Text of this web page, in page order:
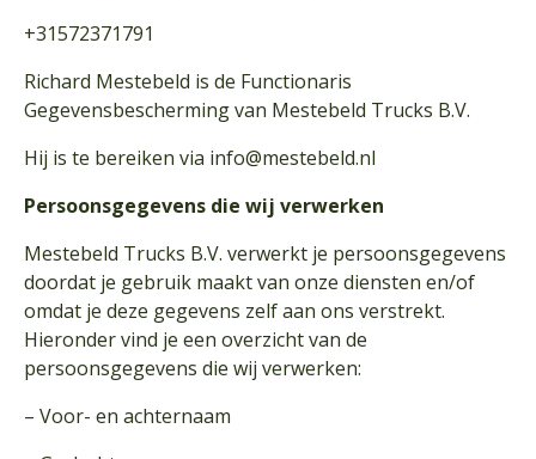
+31572371791
Richard Mestebeld is de Functionaris
Gegevensbescherming van Mestebeld Trucks B.V.
Hij is te bereiken via info@mestebeld.nl
Persoonsgegevens die wij verwerken
Mestebeld Trucks B.V. verwerkt je persoonsgegevens
doordat je gebruik maakt van onze diensten en/of
omdat je deze gegevens zelf aan ons verstrekt.
Hieronder vind je een overzicht van de
persoonsgegevens die wij verwerken:
– Voor- en achternaam